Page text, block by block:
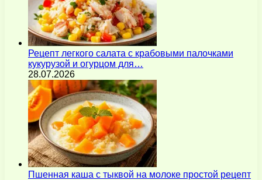
Рецепт легкого салата с крабовыми палочками
кукурузой и огурцом для…
28.07.2026
Пшенная каша с тыквой на молоке простой рецепт